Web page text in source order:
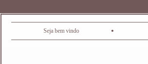
Seja bem vindo •